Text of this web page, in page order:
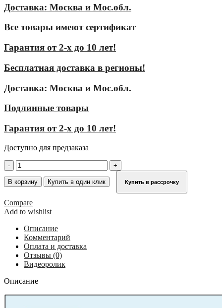
Доставка: Москва и Мос.обл.
Все товары имеют сертификат
Гарантия от 2-х до 10 лет!
Бесплатная доставка в регионы!
Доставка: Москва и Мос.обл.
Подлинные товары
Гарантия от 2-х до 10 лет!
Доступно для предзаказа
Количество
товара
Профессиональная
тура
серии
5500
KRAUSE
STABILO
6,50
м
769015
В корзину Купить в один клик Купить в рассрочку
Compare
Add to wishlist
Описание
Комментарий
Оплата и доставка
Отзывы (0)
Видеоролик
Описание